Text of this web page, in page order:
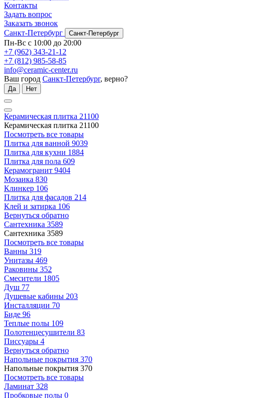
Контакты
Задать вопрос
Заказать звонок
Санкт-Петербург
Санкт-Петербург
Пн-Вс с 10:00 до 20:00
+7 (962) 343-21-12
+7 (812) 985-58-85
info@ceramic-center.ru
Ваш город Санкт-Петербург, верно?
Да Нет
Керамическая плитка 21100
Керамическая плитка 21100
Посмотреть все товары
Плитка для ванной 9039
Плитка для кухни 1884
Плитка для пола 609
Керамогранит 9404
Мозаика 830
Клинкер 106
Плитка для фасадов 214
Клей и затирка 106
Вернуться обратно
Сантехника 3589
Сантехника 3589
Посмотреть все товары
Ванны 319
Унитазы 469
Раковины 352
Смесители 1805
Душ 77
Душевые кабины 203
Инсталляции 70
Биде 96
Теплые полы 109
Полотенцесушители 83
Писсуары 4
Вернуться обратно
Напольные покрытия 370
Напольные покрытия 370
Посмотреть все товары
Ламинат 328
Пробковые полы 0